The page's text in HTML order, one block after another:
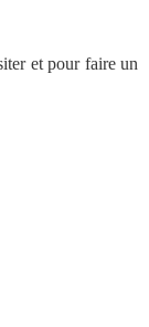
et pour faire un